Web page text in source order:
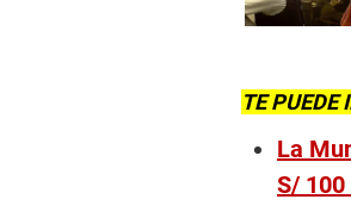
TE PUEDE
La
S/